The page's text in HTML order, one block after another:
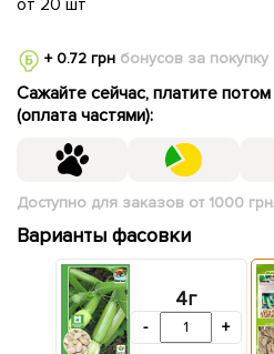
от 20 шт
+ 0.72 грнбонусов за покупку
Сажайте сейчас, платите потом
(оплата частями):
Доступно для заказов от 1000 грн.
Варианты фасовки
4г
- +